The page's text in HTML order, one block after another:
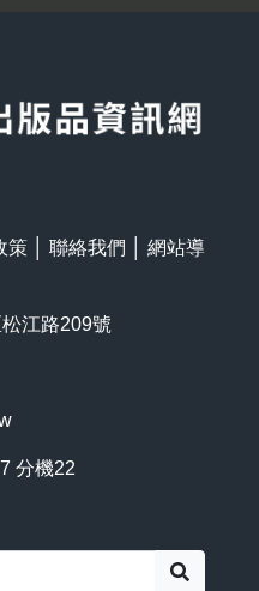
策 聯絡我們
網站導
江路209號
分機22